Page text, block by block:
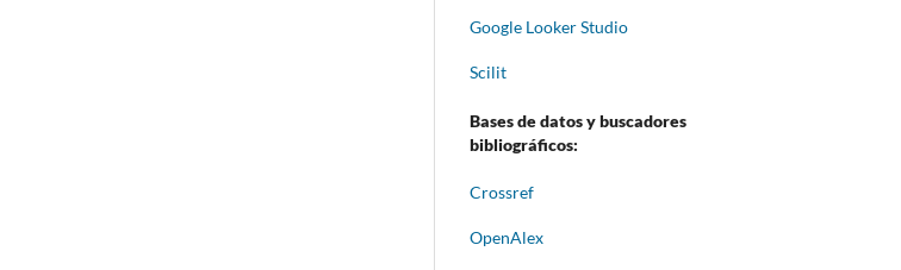
Google Looker Studio
Scilit
Bases de datos y buscadores
bibliográficos:
Crossref
OpenAlex